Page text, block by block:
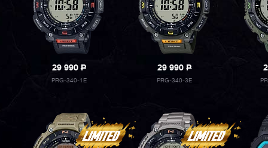
29 990P
PRG-340-1E
29 990P
PRG-340-3E